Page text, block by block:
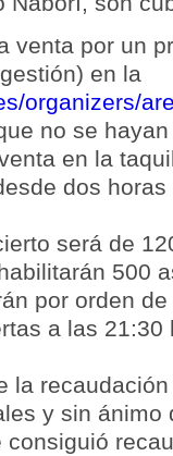
venta por un
en la
organizers/
no se
en la
dos
será de
500
por orden
a las 21:30
la
y sin ánimo